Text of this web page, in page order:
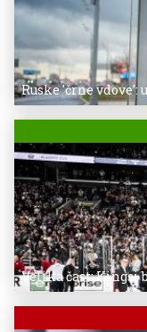
Ruske 'črne vdove':
Velika čast: Kingsi